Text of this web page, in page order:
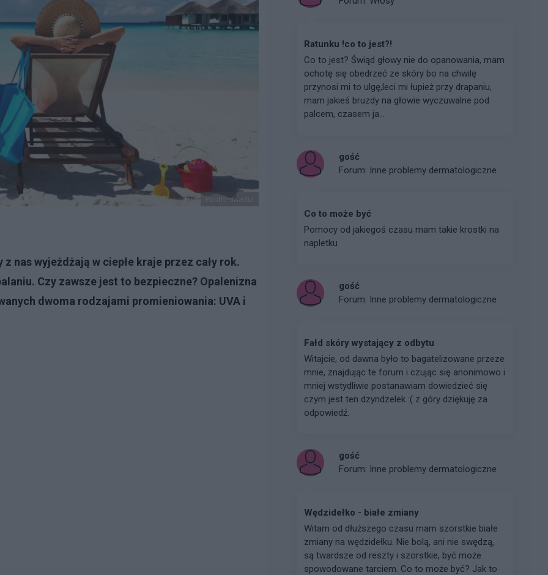
PantherMedia
nas wyjeżdżają w ciepłe kraje przez cały rok.
. Czy zawsze jest to bezpieczne? Opalenizna
dwoma rodzajami promieniowania: UVA i
Ratunku !co to jest?!
Co to jest? Świąd głowy nie do opanowania, mam
ochotę się obedrzeć ze skóry bo na chwilę
przynosi mi to ulgę,leci mi łupież przy drapaniu,
mam jakieś bruzdy na głowie wyczuwalne pod
palcem, czasem ja...
gość
Forum: Inne problemy dermatologiczne
Co to może być
Pomocy od jakiegoś czasu mam takie krostki na
napletku
gość
Forum: Inne problemy dermatologiczne
Fałd skóry wystający z odbytu
Witajcie, od dawna było to bagatelizowane przeze
mnie, znajdując te forum i czując się anonimowo i
mniej wstydliwie postanawiam dowiedzieć się
czym jest ten dzyndzelek :( z góry dziękuję za
odpowiedź.
gość
Forum: Inne problemy dermatologiczne
Wędzidełko - białe zmiany
Witam od dłuższego czasu mam szorstkie białe
zmiany na wędzidełku. Nie bolą, ani nie swędzą,
są twardsze od reszty i szorstkie, być może
spowodowane tarciem. Co to może być? Jak to